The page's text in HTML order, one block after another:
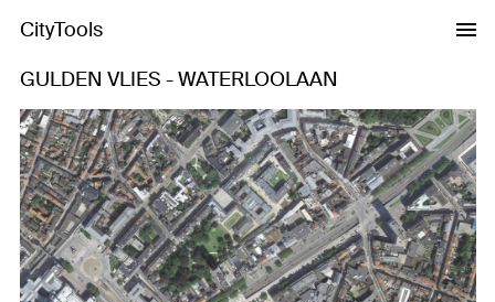
CityTools
GULDEN VLIES - WATERLOOLAAN
Previous Next